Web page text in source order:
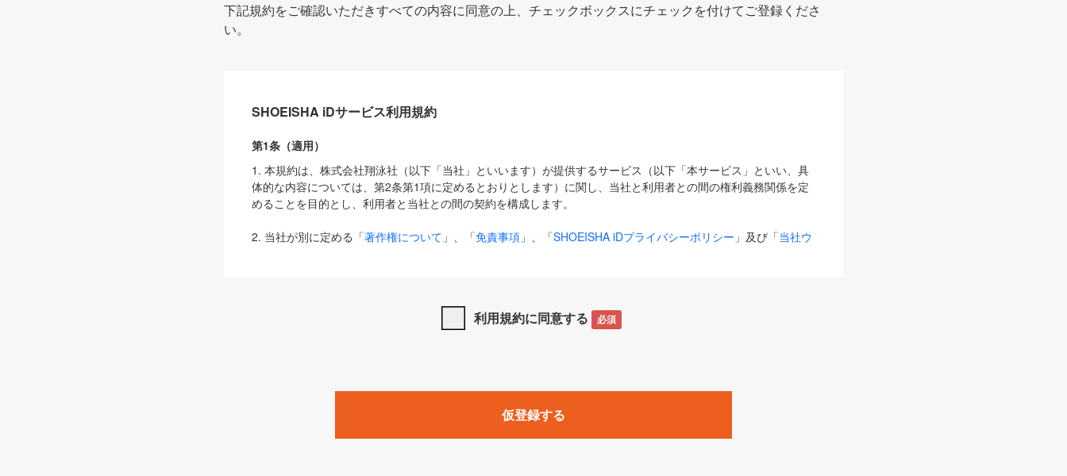
下記規約をご確認いただきすべての内容に同意の上、チェックボックスにチェックを付けてご登録くださ
い。
SHOEISHA iDサービス利用規約
第1条（適用）
1. 本規約は、株式会社翔泳社（以下「当社」といいます）が提供するサービス（以下「本サービス」といい、具
体的な内容については、第2条第1項に定めるとおりとします）に関し、当社と利用者との間の権利義務関係を定
めることを目的とし、利用者と当社との間の契約を構成します。
2. 当社が別に定める「著作権について 」、「免責事項 」、「SHOEISHA iDプライバシーポリシー 」及び「当社ウ
は、本規約の規定が優先して適用されるものとします。
1. 「本サービス」とは、当社が提供する以下のサービス（名称や内容が変更された場合、変更後のサービスを含
みます）及びこれらサービスに関連して当社が実施するイベントやキャンペーンをいいます。
「SEBook」「SEShop」「CodeZine」「MarkeZine」「EnterpriseZine」「ECzine」「Biz/Zine」「HRzine」
利用規約に同意する 必須
仮登録する